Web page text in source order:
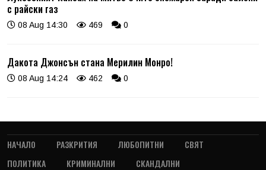
с райски газ
08 Aug 14:30 469 0
Дакота Джонсън стана Мерилин Монро!
08 Aug 14:24 462 0
НАЧАЛО РАЗКРИТИЯ ЛЮБОПИТНИ
СВЯТ
ПОЛИТИКА
КРИМИНАЛНИ
СКАНДАЛНИ